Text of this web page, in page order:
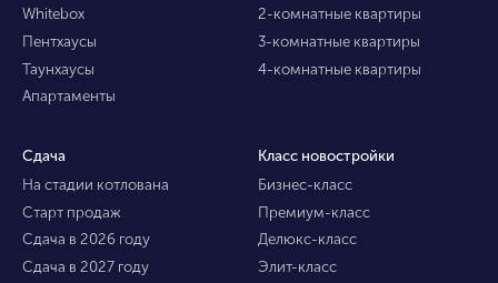
Whitebox
Пентхаусы
Таунхаусы
Апартаменты
2-комнатные квартиры
3-комнатные квартиры
4-комнатные квартиры
Сдача
На стадии котлована
Старт продаж
Сдача в 2026 году
Сдача в 2027 году
Класс новостройки
Бизнес-класс
Премиум-класс
Делюкс-класс
Элит-класс